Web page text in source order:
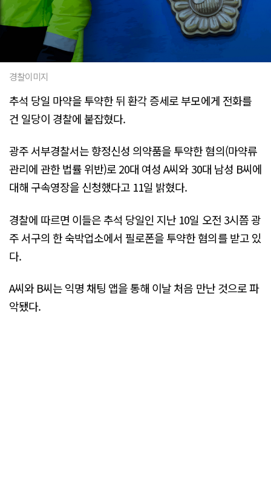
경찰이미지
추석 당일 마약을 투약한 뒤 환각 증세로 부모에게 전화를
건 일당이 경찰에 붙잡혔다.
광주 서부경찰서는 향정신성 의약품을 투약한 혐의(마약류
관리에 관한 법률 위반)로 20대 여성 A씨와 30대 남성 B씨에
대해 구속영장을 신청했다고 11일 밝혔다.
경찰에 따르면 이들은 추석 당일인 지난 10일 오전 3시쯤 광
주 서구의 한 숙박업소에서 필로폰을 투약한 혐의를 받고 있
다.
A씨와 B씨는 익명 채팅 앱을 통해 이날 처음 만난 것으로 파
악됐다.